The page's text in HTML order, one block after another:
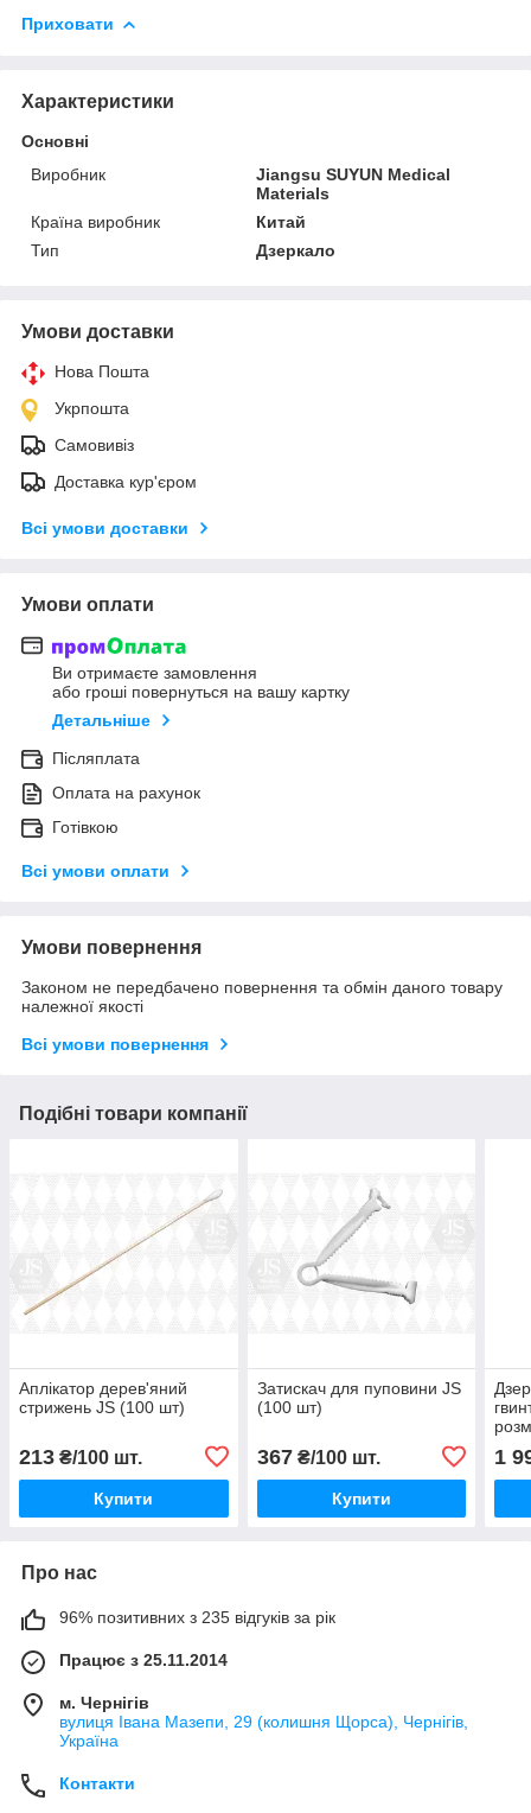
Приховати
Характеристики
Основні
Виробник
Jiangsu SUYUN Medical
Materials
Країна виробник
Китай
Тип
Дзеркало
Умови доставки
Нова Пошта
Укрпошта
Самовивіз
Доставка кур'єром
Всі умови доставки
Умови оплати
Ви отримаєте замовлення
або гроші повернуться на вашу картку
Детальніше
Післяплата
Оплата на рахунок
Готівкою
Всі умови оплати
Умови повернення
Законом не передбачено повернення та обмін даного товару
належної якості
Всі умови повернення
Подібні товари компанії
Аплікатор дерев'яний
стрижень JS (100 шт)
213 ₴/100 шт.
Купити
Затискач для пуповини JS
(100 шт)
367₴/100 шт.
Купити
1
Про нас
96% позитивних з 235 відгуків за рік
Працює з 25.11.2014
м. Чернігів
вулиця Івана Мазепи, 29 (колишня Щорса), Чернігів,
Україна
Контакти